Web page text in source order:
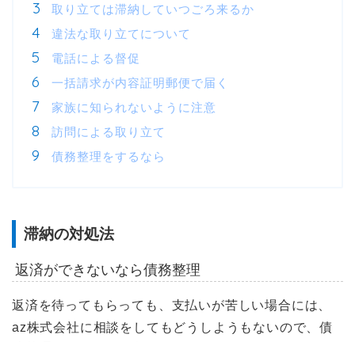
取り立ては滞納していつごろ来るか
違法な取り立てについて
電話による督促
一括請求が内容証明郵便で届く
家族に知られないように注意
訪問による取り立て
債務整理をするなら
滞納の対処法
返済ができないなら債務整理
返済を待ってもらっても、支払いが苦しい場合には、
az株式会社に相談をしてもどうしようもないので、債